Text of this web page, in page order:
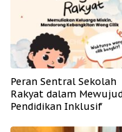
Peran Sentral Sekolah
Rakyat dalam
Pendidikan Inklusif